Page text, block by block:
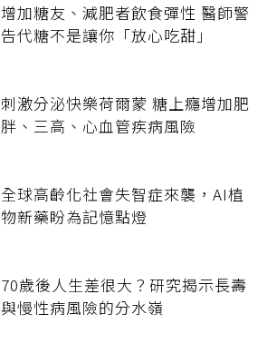
增加糖友、減肥者飲食彈性 醫師警
告代糖不是讓你「放心吃甜」
刺激分泌快樂荷爾蒙 糖上癮增加肥
胖、三高、心血管疾病風險
全球高齡化社會失智症來襲，AI植
物新藥盼為記憶點燈
70歲後人生差很大？研究揭示長壽
與慢性病風險的分水嶺